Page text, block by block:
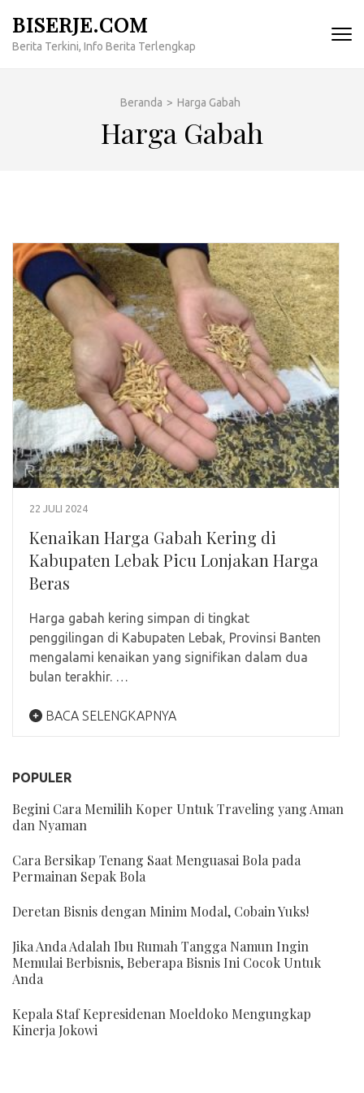
konten
BISERJE.COM
Berita Terkini, Info Berita Terlengkap
Beranda > Harga Gabah
Harga Gabah
22 JULI 2024
Kenaikan Harga Gabah Kering di
Kabupaten Lebak Picu Lonjakan Harga
Beras
Harga gabah kering simpan di tingkat
penggilingan di Kabupaten Lebak, Provinsi Banten
mengalami kenaikan yang signifikan dalam dua
bulan terakhir. …
BACA SELENGKAPNYA
POPULER
Begini Cara Memilih Koper Untuk Traveling yang Aman
dan Nyaman
Cara Bersikap Tenang Saat Menguasai Bola pada
Permainan Sepak Bola
Deretan Bisnis dengan Minim Modal, Cobain Yuks!
Jika Anda Adalah Ibu Rumah Tangga Namun Ingin
Memulai Berbisnis, Beberapa Bisnis Ini Cocok Untuk
Anda
Kepala Staf Kepresidenan Moeldoko Mengungkap
Kinerja Jokowi